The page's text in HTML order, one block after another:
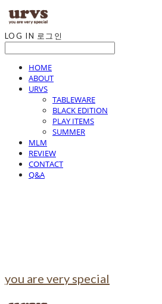
LOG IN 로그인
HOME
ABOUT
URVS
TABLEWARE
BLACK EDITION
PLAY ITEMS
SUMMER
MLM
REVIEW
CONTACT
Q&A
you are very special